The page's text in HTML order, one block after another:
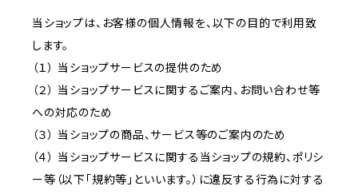
当ショップは、お客様の個人情報を、以下の目的で利用致
します。
（１） 当ショップサービスの提供のため
（２） 当ショップサービスに関するご案内、お問い合わせ等
への対応のため
（３） 当ショップの商品、サービス等のご案内のため
（４） 当ショップサービスに関する当ショップの規約、ポリシ
ー等（以下「規約等」といいます。）に違反する行為に対する